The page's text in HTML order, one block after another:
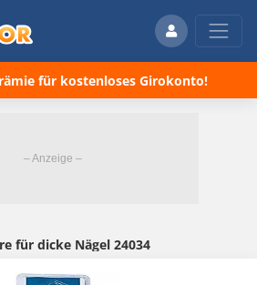
für kostenloses Girokonto!
für dicke Nägel 24034